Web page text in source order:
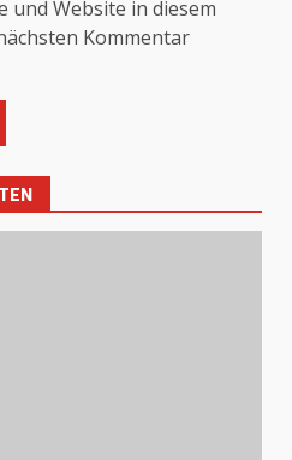
und Website in diesem
Kommentar